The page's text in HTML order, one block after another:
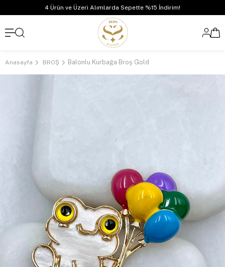
4 Ürün ve Üzeri Alımlarda Sepette %15 İndirim!
Anasayfa BROŞ Balonlu Kurbağa Broş Gold